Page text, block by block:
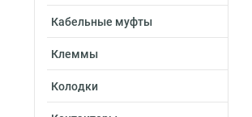
Кабельные муфты
Клеммы
Колодки